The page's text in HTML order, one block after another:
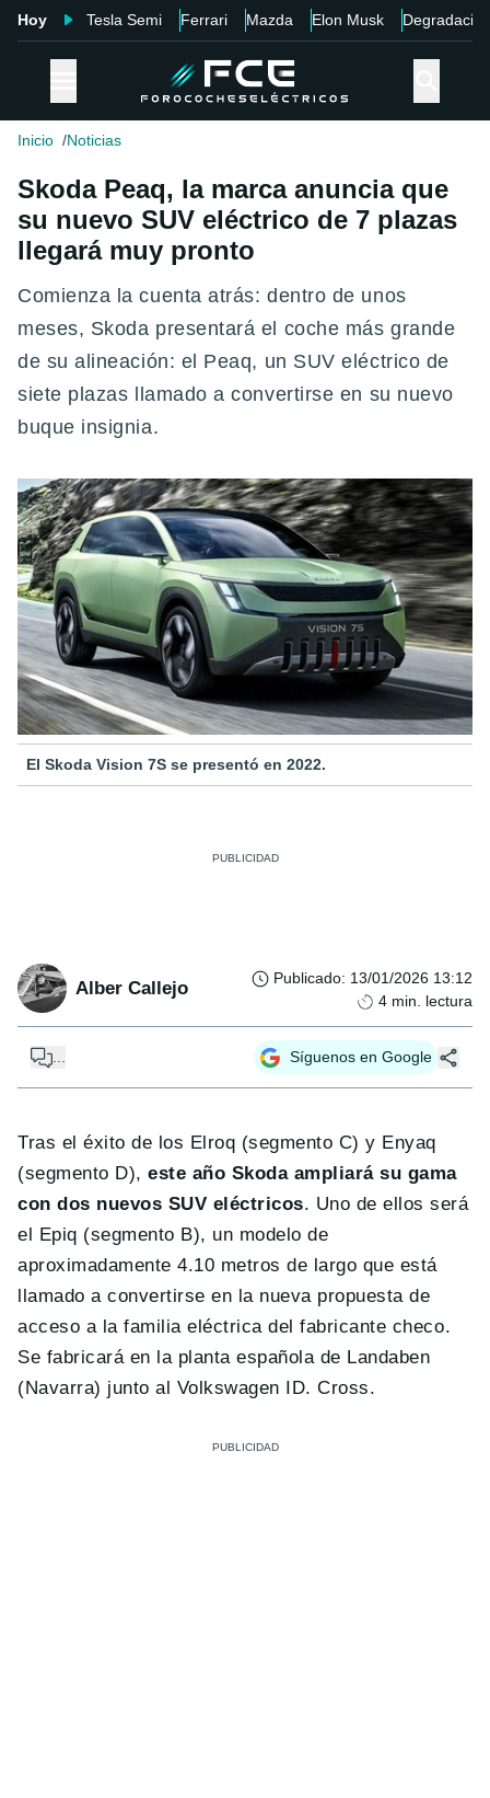
Hoy Tesla Semi Ferrari Mazda Elon Musk Degradación
Inicio Noticias
Skoda Peaq, la marca anuncia que
su nuevo SUV eléctrico de 7 plazas
llegará muy pronto
Comienza la cuenta atrás: dentro de unos
meses, Skoda presentará el coche más grande
de su alineación: el Peaq, un SUV eléctrico de
siete plazas llamado a convertirse en su nuevo
buque insignia.
El Skoda Vision 7S se presentó en 2022.
Alber Callejo Publicado: 13/01/2026 13:12
4 min. lectura
... Síguenos en Google
Tras el éxito de los Elroq (segmento C) y Enyaq
(segmento D),este año Skoda ampliará su gama
con dos nuevos SUV eléctricos. Uno de ellos será
el Epiq (segmento B), un modelo de
aproximadamente 4.10 metros de largo que está
llamado a convertirse en la nueva propuesta de
acceso a la familia eléctrica del fabricante checo.
Se fabricará en la planta española de Landaben
(Navarra) junto al Volkswagen ID. Cross.